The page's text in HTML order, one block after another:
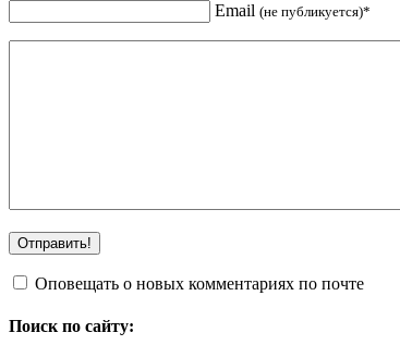
Email (не публикуется)*
Оповещать о новых комментариях по почте
Поиск по сайту: